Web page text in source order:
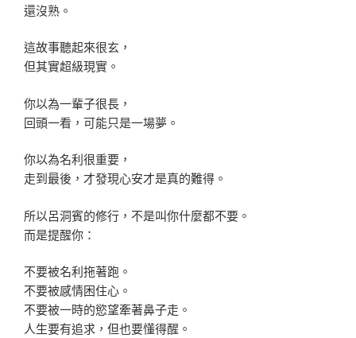
還沒熟。
這故事聽起來很玄，
但其實超級現實。
你以為一輩子很長，
回頭一看，可能只是一場夢。
你以為名利很重要，
走到最後，才發現心安才是真的難得。
所以呂洞賓的修行，不是叫你什麼都不要。
而是提醒你：
不要被名利拖著跑。
不要被感情困住心。
不要被一時的慾望牽著鼻子走。
人生要有追求，但也要懂得醒。